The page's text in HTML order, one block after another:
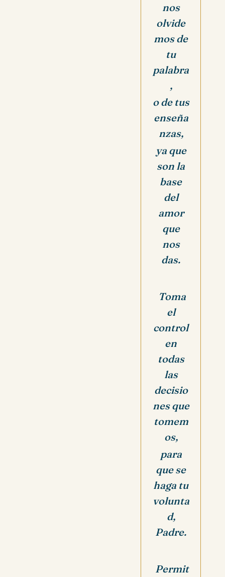
nos
olvide
mos de
tu
palabra
,
o de tus
enseña
nzas,
ya que
son la
base
del
amor
que
nos
das.
Toma
el
control
en
todas
las
decisio
nes que
tomem
os,
para
que se
haga tu
volunta
d,
Padre.
Permit